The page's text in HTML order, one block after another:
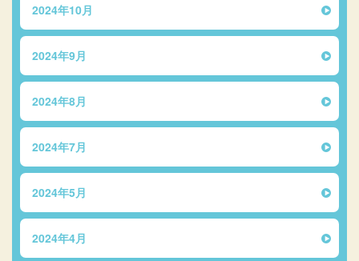
2024年10月
2024年9月
2024年8月
2024年7月
2024年5月
2024年4月